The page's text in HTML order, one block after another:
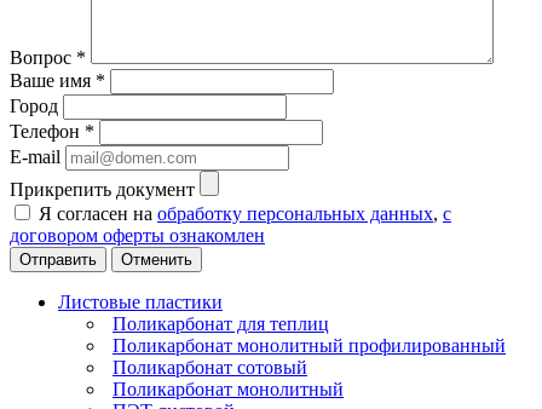
Вопрос *
Ваше имя *
Город
Телефон *
E-mail
Прикрепить документ
Я согласен на обработку персональных данных, с
договором оферты ознакомлен
Отменить
Листовые пластики
Поликарбонат для теплиц
Поликарбонат монолитный профилированный
Поликарбонат сотовый
Поликарбонат монолитный